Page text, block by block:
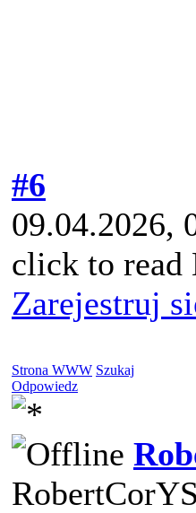
#6
09.04.2026,
click to read
Zarejestruj
Strona WWW Szukaj
Odpowiedz
RobertCorYS